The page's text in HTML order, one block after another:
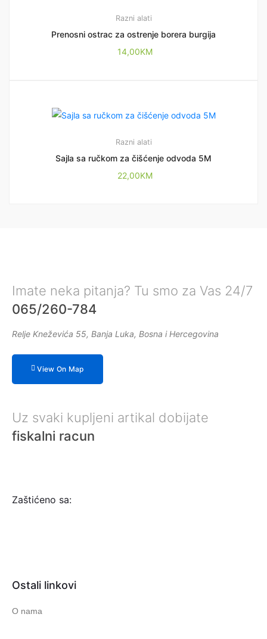
Razni alati
Prenosni ostrac za ostrenje borera burgija
14,00KM
Razni alati
Sajla sa ručkom za čišćenje odvoda 5M
22,00KM
Imate neka pitanja? Tu smo za Vas 24/7
065/260-784
Relje Kneževića 55, Banja Luka, Bosna i Hercegovina
View On Map
Uz svaki kupljeni artikal dobijate
fiskalni racun
Zaštićeno sa:
Ostali linkovi
O nama